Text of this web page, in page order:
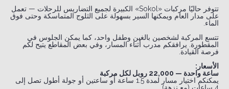
تتوفر حاليًا مركبات «Sokol» الكبيرة لجميع التضاريس للرحلات — تعمل
على مدار العام ويمكنها السير بسهولة على الثلوج المتماسكة وحتى فوق
الماء.
تتسع المركبة لشخصين بالغين وطفل واحد، كما يمكن الجلوس في
المقطورة. يرافقكم مدرب أثناء المسار، وفي بعض المقاطع يتيح لكم
فرصة القيادة.
الأسعار:
ساعة واحدة — 22,000 روبل لكل مركبة
يمكنكم اختيار مسار لمدة 1.5 ساعة أو ساعتين أو جولة أطول تصل إلى